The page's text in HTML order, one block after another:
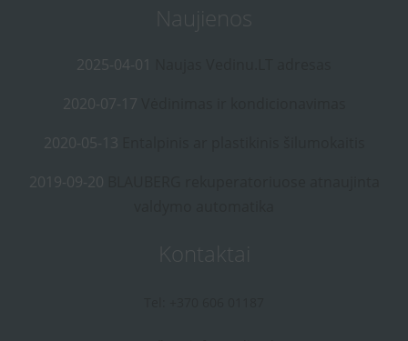
Naujienos
2025-04-01
2020-07-17
2020-05-13
2019-09-20
Kontaktai